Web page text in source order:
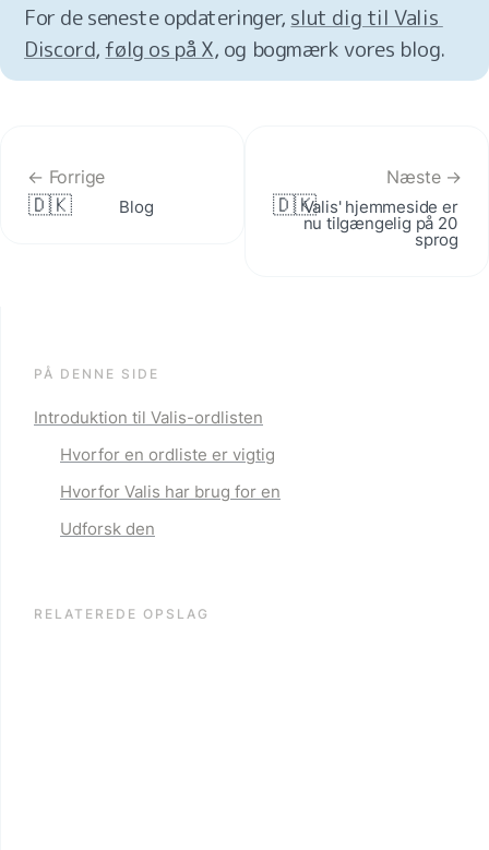
For de seneste opdateringer, slut dig til Valis
Discord, følg os på X, og bogmærk vores blog.
← Forrige
🇩🇰 Blog
Næste →
🇩🇰Valis' hjemmeside er
nu tilgængelig på 20
sprog
PÅ DENNE SIDE
Introduktion til Valis-ordlisten
Hvorfor en ordliste er vigtig
Hvorfor Valis har brug for en
Udforsk den
RELATEREDE OPSLAG